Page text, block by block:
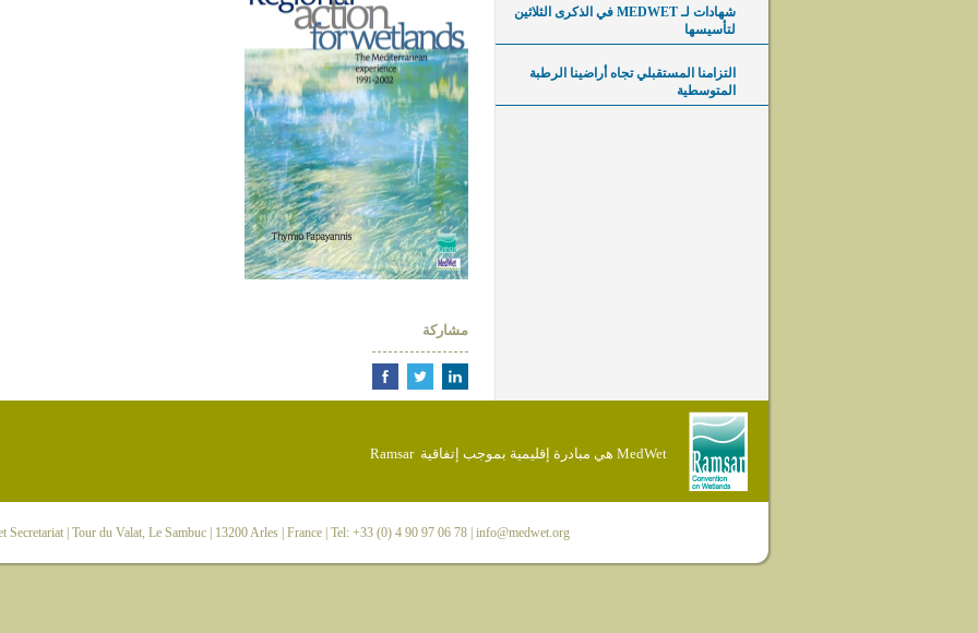
مشاركة
شهادات لـ MEDWET في الذكرى الثلاثين
لتأسيسها
التزامنا المستقبلي تجاه أراضينا الرطبة
المتوسطية
MedWet هي مبادرة إقليمية بموجب إتفاقية Ramsar
Secretariat| Tour du Valat, Le Sambuc | 13200 Arles | France | Tel: +33 (0) 4 90 97 06 78 | info@medwet.org